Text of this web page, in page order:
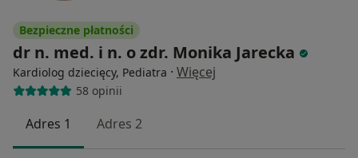
Bezpieczne płatności
dr n. med. i n. o zdr. Monika Jarecka
Kardiolog dziecięcy, Pediatra · Więcej
58 opinii
Adres 1 Adres 2